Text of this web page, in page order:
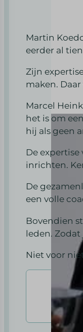
Martin
eerder al
Zijn
maken.
Marcel
het is om
hij als geen
De
inrichten.
De
een volle
Bovendien
leden.
Niet voor